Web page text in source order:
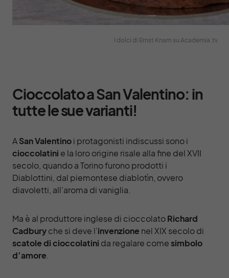
I dolci di Ernst Knam su Academia.tv
Cioccolato a San Valentino: in
tutte le sue varianti!
ASan Valentinoi protagonisti indiscussi sono i
cioccolatini e la loro origine risale alla fine del XVII
secolo, quando a Torino furono prodotti i
Diablottini, dal piemontese diablotìn, ovvero
diavoletti, all’aroma di vaniglia.
Ma è al produttore inglese di cioccolatoRichard
Cadburyche si deve l’invenzione nel XIX secolo di
scatole di cioccolatini da regalare comesimbolo
d’amore